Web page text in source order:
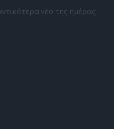
νέα της ημέρας